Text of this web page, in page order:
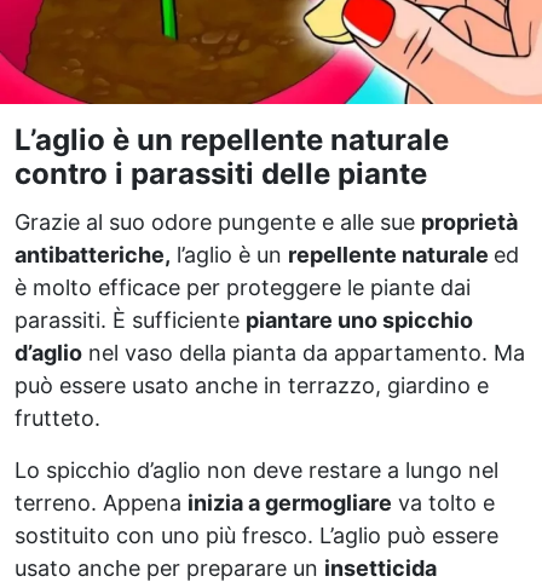
L’aglio è un repellente naturale
contro i parassiti delle piante
Grazie al suo odore pungente e alle sue proprietà
antibatteriche, l’aglio è un repellente naturale ed
è molto efficace per proteggere le piante dai
parassiti. È sufficiente piantare uno spicchio
d’aglio nel vaso della pianta da appartamento. Ma
può essere usato anche in terrazzo, giardino e
frutteto.
Lo spicchio d’aglio non deve restare a lungo nel
terreno. Appena inizia a germogliare va tolto e
sostituito con uno più fresco. L’aglio può essere
usato anche per preparare un insetticida